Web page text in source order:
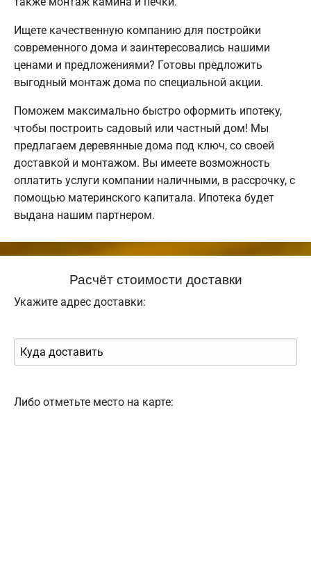
Ищете качественную компанию для постройки
современного дома и заинтересовались нашими
ценами и предложениями? Готовы предложить
выгодный монтаж дома по специальной акции.
Поможем максимально быстро оформить ипотеку,
чтобы построить садовый или частный дом! Мы
предлагаем деревянные дома под ключ, со своей
доставкой и монтажом. Вы имеете возможность
оплатить услуги компании наличными, в рассрочку, с
помощью материнского капитала. Ипотека будет
выдана нашим партнером.
Расчёт стоимости доставки
Укажите адрес доставки:
Либо отметьте место на карте: